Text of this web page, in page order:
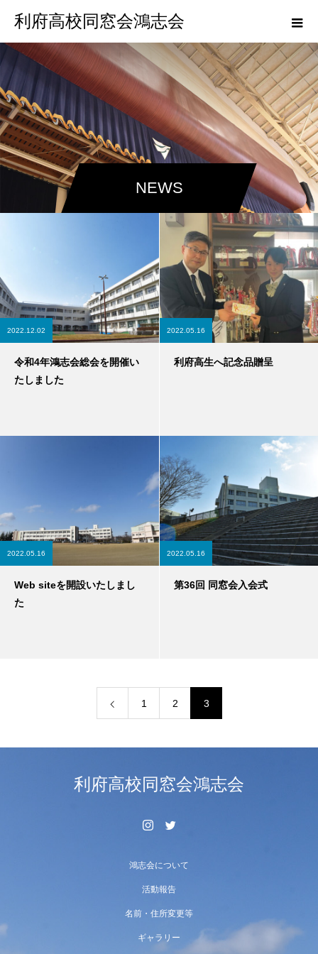
利府高校同窓会鴻志会
NEWS
2022.12.02
令和4年鴻志会総会を開催い
たしました
2022.05.16
利府高生へ記念品贈呈
2022.05.16
Web siteを開設いたしまし
た
2022.05.16
第36回 同窓会入会式
1 2 3
利府高校同窓会鴻志会
鴻志会について
活動報告
名前・住所変更等
ギャラリー